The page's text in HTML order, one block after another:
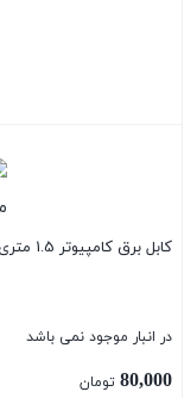
کابل برق کامپیوتر 1.5 متری P-NET
در انبار موجود نمی باشد
80,000 تومان